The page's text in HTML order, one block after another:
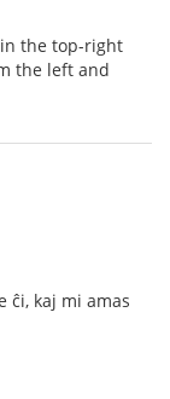
the top-right
the left and
ĉi, kaj mi amas